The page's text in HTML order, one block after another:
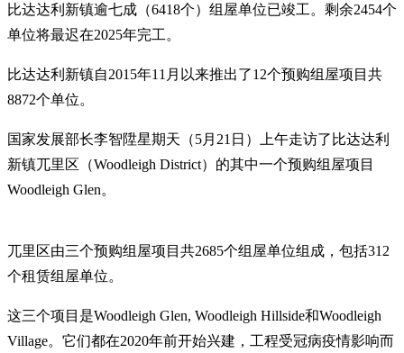
比达达利新镇逾七成（6418个）组屋单位已竣工。剩余2454个
单位将最迟在2025年完工。
比达达利新镇自2015年11月以来推出了12个预购组屋项目共
8872个单位。
国家发展部长李智陞星期天（5月21日）上午走访了比达达利
新镇兀里区（Woodleigh District）的其中一个预购组屋项目
Woodleigh Glen。
兀里区由三个预购组屋项目共2685个组屋单位组成，包括312
个租赁组屋单位。
这三个项目是Woodleigh Glen, Woodleigh Hillside和Woodleigh
Village。它们都在2020年前开始兴建，工程受冠病疫情影响而